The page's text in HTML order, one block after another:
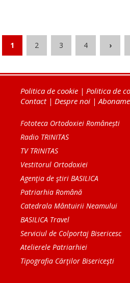
1 2 3 4 ›
Politica de cookie | Politica de
Contact| Despre noi |
Fototeca Ortodoxiei Românești
Radio TRINITAS
TV TRINITAS
Vestitorul Ortodoxiei
Agenţia de ştiri BASILICA
Patriarhia Română
Catedrala Mântuirii Neamului
BASILICA Travel
Serviciul de Colportaj Bisericesc
Atelierele Patriarhiei
Tipografia Cărţilor Bisericeşti